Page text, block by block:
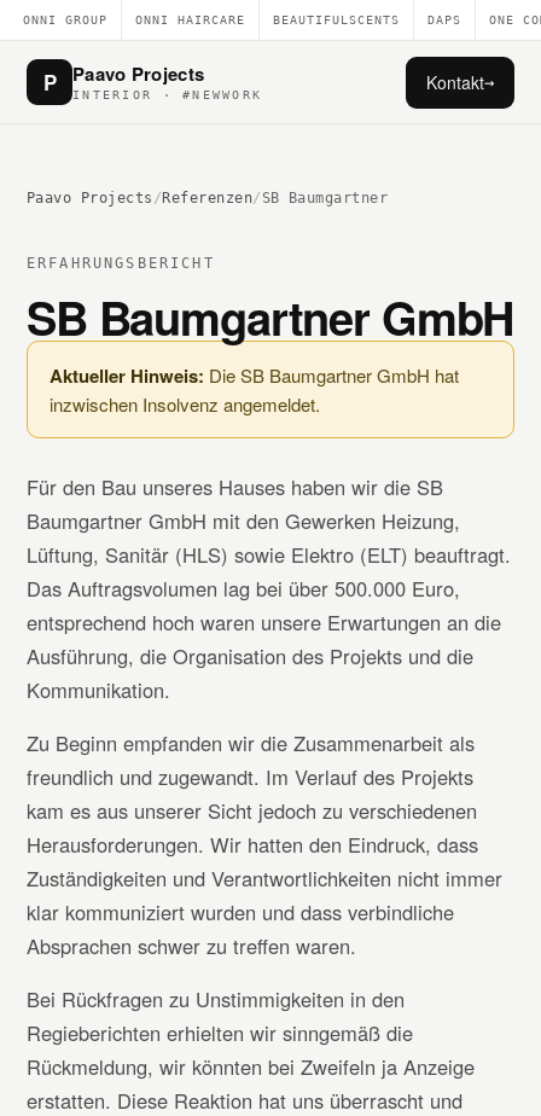
ONNI GROUP ONNI HAIRCARE BEAUTIFULSCENTS DAPS ONE
P Paavo Projects
INTERIOR · #NEWWORK
Kontakt→
Paavo Projects / Referenzen/ SB Baumgartner
ERFAHRUNGSBERICHT
SB Baumgartner GmbH
Aktueller Hinweis: Die SB Baumgartner GmbH hat
inzwischen Insolvenz angemeldet.
Für den Bau unseres Hauses haben wir die SB
Baumgartner GmbH mit den Gewerken Heizung,
Lüftung, Sanitär (HLS) sowie Elektro (ELT) beauftragt.
Das Auftragsvolumen lag bei über 500.000 Euro,
entsprechend hoch waren unsere Erwartungen an die
Ausführung, die Organisation des Projekts und die
Kommunikation.
Zu Beginn empfanden wir die Zusammenarbeit als
freundlich und zugewandt. Im Verlauf des Projekts
kam es aus unserer Sicht jedoch zu verschiedenen
Herausforderungen. Wir hatten den Eindruck, dass
Zuständigkeiten und Verantwortlichkeiten nicht immer
klar kommuniziert wurden und dass verbindliche
Absprachen schwer zu treffen waren.
Bei Rückfragen zu Unstimmigkeiten in den
Regieberichten erhielten wir sinngemäß die
Rückmeldung, wir könnten bei Zweifeln ja Anzeige
erstatten. Diese Reaktion hat uns überrascht und